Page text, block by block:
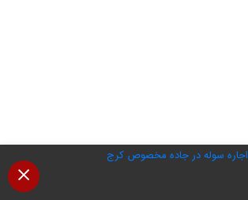
اجاره سوله در جاده مخصوص کرج